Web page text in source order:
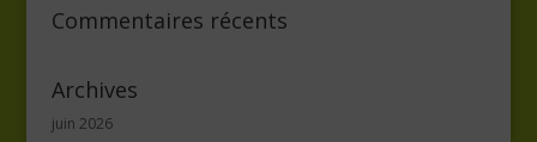
Commentaires récents
Archives
juin 2026